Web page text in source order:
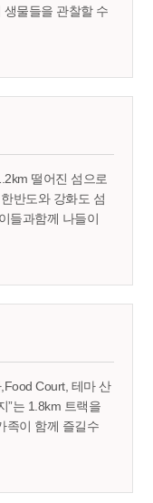
물들을 관찰할 수
떨어진 섬으로
반도와 강화도 섬
들과함께 나들이
Court, 테마 산
”는 1.8km 트랙을
족이 함께 즐길수